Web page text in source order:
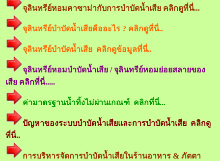
จุลินทรีย์หอมคาซาม่ากับการบำบัดน้ำเสีย คลิกดูที่นี่...
จุลินทรีย์บำบัดน้ำเสียคืออะไร ? คลิกดูที่นี่..
จุลินทรีย์บำบัดน้ำเสีย คลิกดูข้อมูลที่นี่..
จุลินทรีย์หอมบำบัดน้ำเสีย / จุลินทรีย์หอมย่อยสลายของ
เสีย คลิกที่นี่.....
ค่ามาตรฐานน้ำทิ้งไม่ผ่านเกณฑ์ คลิกที่นี่...
ปัญหาของระบบบำบัดน้ำเสียและการบำบัดน้ำเสีย คลิกดู
ที่นี่..
การบริหารจัดการบำบัดน้ำเสียในร้านอาหาร & ภัตตา